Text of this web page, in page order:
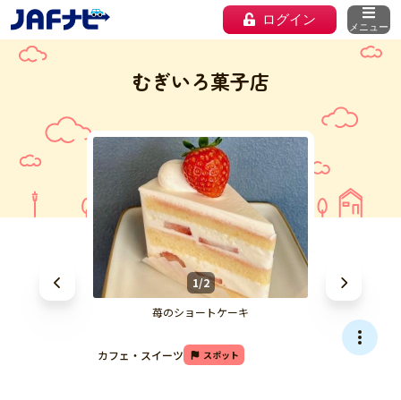
ログイン メニュー
むぎいろ菓子店
1/2
苺のショートケーキ
カフェ・スイーツ スポット